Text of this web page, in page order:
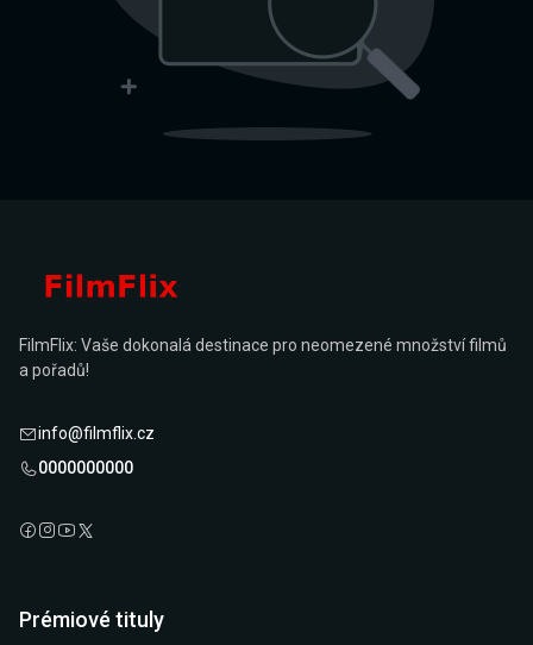
FilmFlix: Vaše dokonalá destinace pro neomezené množství filmů
a pořadů!
info@filmflix.cz
0000000000
Prémiové tituly